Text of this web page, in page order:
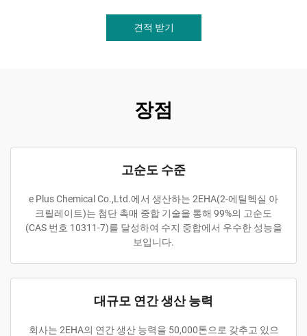
견적 받기
장점
고순도 수준
e Plus Chemical Co.,Ltd.에서 생산하는 2EHA(2-에틸헥실 아
크릴레이트)는 첨단 촉매 중합 기술을 통해 99%의 고순도
(CAS 번호 10311-7)를 달성하여 수지 중합에서 우수한 성능을
보입니다.
대규모 연간 생산 능력
회사는 2EHA의 연간 생산 능력을 50,000톤으로 갖추고 있으